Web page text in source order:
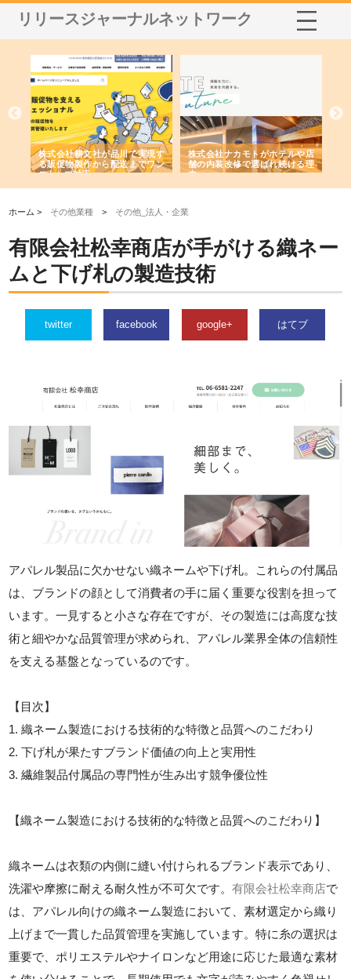
リリースジャーナルネットワーク
株式会社耕文社が品川で実現す
る販促物製作から配送までワン
ストップ対応
株式会社ナカモトがホテルや店
舗の内装改修で選ばれ続ける理
由
ホーム > その他業種 > その他_法人・企業
有限会社松幸商店が手がける織ネー
ムと下げ札の製造技術
twitter facebook google+ はてブ
アパレル製品に欠かせない織ネームや下げ札。これらの付属品
は、ブランドの顔として消費者の手に届く重要な役割を担って
います。一見すると小さな存在ですが、その製造には高度な技
術と細やかな品質管理が求められ、アパレル業界全体の信頼性
を支える基盤となっているのです。
【目次】
1. 織ネーム製造における技術的な特徴と品質へのこだわり
2. 下げ札が果たすブランド価値の向上と実用性
3. 繊維製品付属品の専門性が生み出す競争優位性
【織ネーム製造における技術的な特徴と品質へのこだわり】
織ネームは衣類の内側に縫い付けられるブランド表示であり、
洗濯や摩擦に耐える耐久性が不可欠です。有限会社松幸商店で
は、アパレル向けの織ネーム製造において、素材選定から織り
上げまで一貫した品質管理を実施しています。特に糸の選択は
重要で、ポリエステルやナイロンなど用途に応じた最適な素材